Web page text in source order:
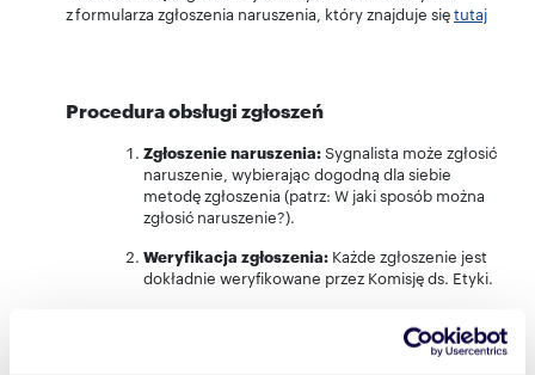
z formularza zgłoszenia naruszenia, który znajduje siętutaj
Procedura obsługi zgłoszeń
Zgłoszenie naruszenia:Sygnalista może zgłosić
naruszenie, wybierając dogodną dla siebie
metodę zgłoszenia (patrz: W jaki sposób można
zgłosić naruszenie?).
Weryfikacja zgłoszenia: Każde zgłoszenie jest
dokładnie weryfikowane przez Komisję ds. Etyki.
potwierdzenia naruszenia, podejmowane są